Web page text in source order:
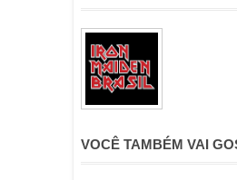
VOCÊ TAMBÉM VAI